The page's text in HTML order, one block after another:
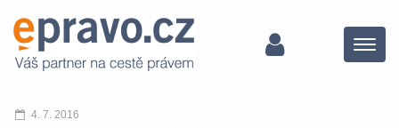
Menu
4. 7. 2016